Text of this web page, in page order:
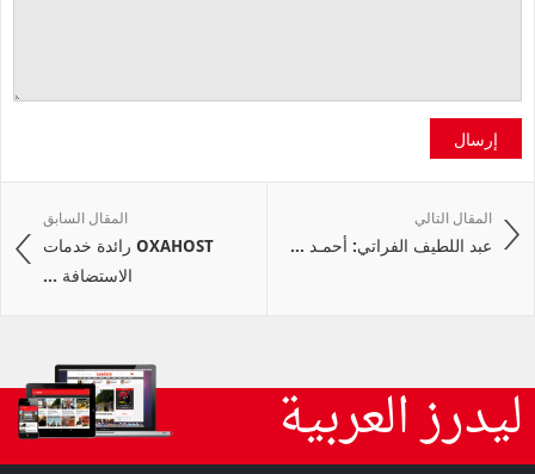
إرسال
المقال السابق
OXAHOST رائدة خدمات
الاستضافة ...
المقال التالي
عبد اللطيف الفراتي: أحمـد ...
ليدرز العربية